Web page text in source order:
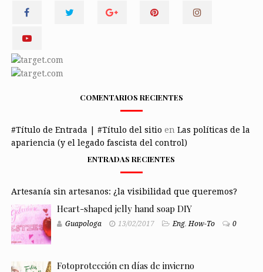
COMENTARIOS RECIENTES
#Título de Entrada | #Título del sitio en Las políticas de la
apariencia (y el legado fascista del control)
ENTRADAS RECIENTES
Artesanía sin artesanos: ¿la visibilidad que queremos?
Heart-shaped jelly hand soap DIY
Guapologa 13/02/2017 Eng,How-To 0
Fotoprotección en días de invierno